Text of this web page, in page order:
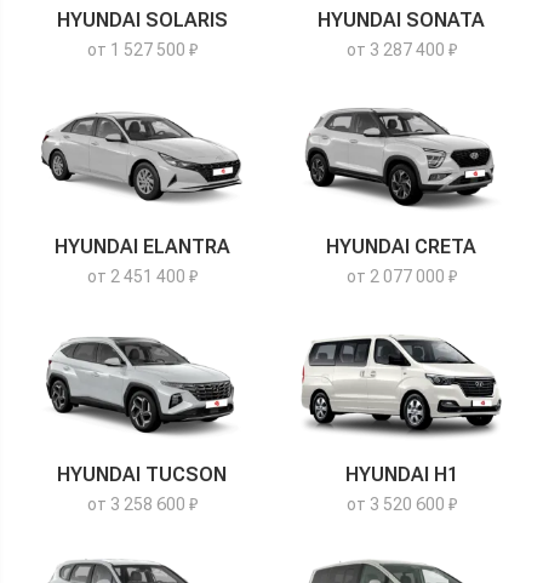
HYUNDAI SOLARIS
от 1 527 500 ₽
HYUNDAI SONATA
от 3 287 400 ₽
HYUNDAI ELANTRA
от 2 451 400 ₽
HYUNDAI CRETA
от 2 077 000 ₽
HYUNDAI TUCSON
от 3 258 600 ₽
HYUNDAI H1
от 3 520 600 ₽